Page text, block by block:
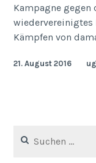
Kampagne gegen
wiedervereinigtes
Kämpfen von
21. August 2016
nach: